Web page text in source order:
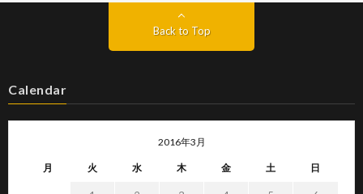
Back to Top
Calendar
2016年3月
月 火 水 木 金 土 日